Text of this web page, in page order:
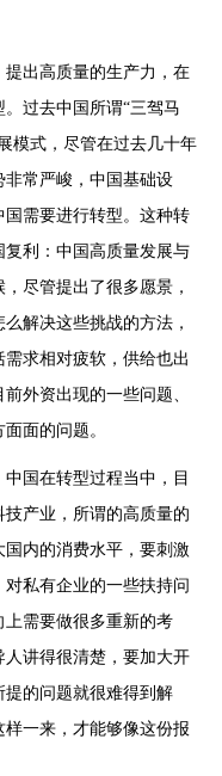
出高质量的生产力，在
过去中国所谓“三驾马
模式，尽管在过去几十年
常严峻，中国基础设
需要进行转型。这种转
利：中国高质量发展与
尽管提出了很多愿景，
解决这些挑战的方法，
求相对疲软，供给也出
外资出现的一些问题、
面的问题。
国在转型过程当中，目
产业，所谓的高质量的
内的消费水平，要刺激
私有企业的一些扶持问
需要做很多重新的考
讲得很清楚，要加大开
的问题就很难得到解
一来，才能够像这份报